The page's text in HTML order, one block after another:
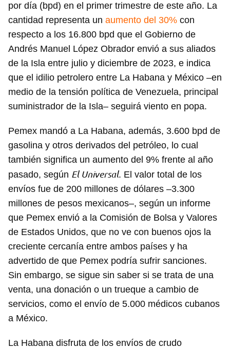
por día (bpd) en el primer trimestre de este año. La
cantidad representa un aumento del 30% con
respecto a los 16.800 bpd que el Gobierno de
Andrés Manuel López Obrador envió a sus aliados
de la Isla entre julio y diciembre de 2023, e indica
que el idilio petrolero entre La Habana y México –en
medio de la tensión política de Venezuela, principal
suministrador de la Isla– seguirá viento en popa.
Pemex mandó a La Habana, además, 3.600 bpd de
gasolina y otros derivados del petróleo, lo cual
también significa un aumento del 9% frente al año
pasado, según El Universal. El valor total de los
envíos fue de 200 millones de dólares –3.300
millones de pesos mexicanos–, según un informe
que Pemex envió a la Comisión de Bolsa y Valores
de Estados Unidos, que no ve con buenos ojos la
creciente cercanía entre ambos países y ha
advertido de que Pemex podría sufrir sanciones.
Sin embargo, se sigue sin saber si se trata de una
venta, una donación o un trueque a cambio de
servicios, como el envío de 5.000 médicos cubanos
a México.
La Habana disfruta de los envíos de crudo